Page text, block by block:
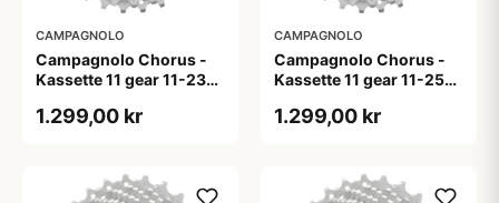
CAMPAGNOLO
Campagnolo Chorus -
Kassette 11 gear 11-23
1.299,00 kr
CAMPAGNOLO
Campagnolo Chorus -
Kassette 11 gear 11-25
1.299,00 kr